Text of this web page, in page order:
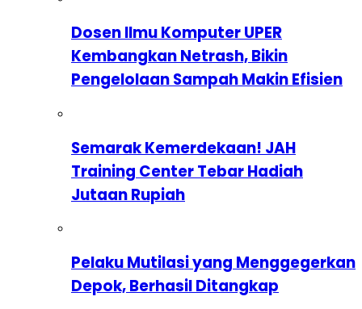
Dosen Ilmu Komputer UPER
Kembangkan Netrash, Bikin
Pengelolaan Sampah Makin Efisien
Semarak Kemerdekaan! JAH
Training Center Tebar Hadiah
Jutaan Rupiah
Pelaku Mutilasi yang Menggegerkan
Depok, Berhasil Ditangkap